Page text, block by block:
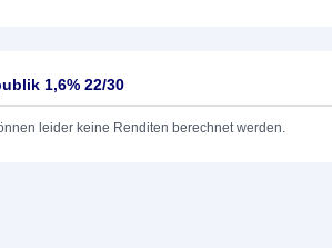
1,6% 22/30
leider keine Renditen berechnet werden.